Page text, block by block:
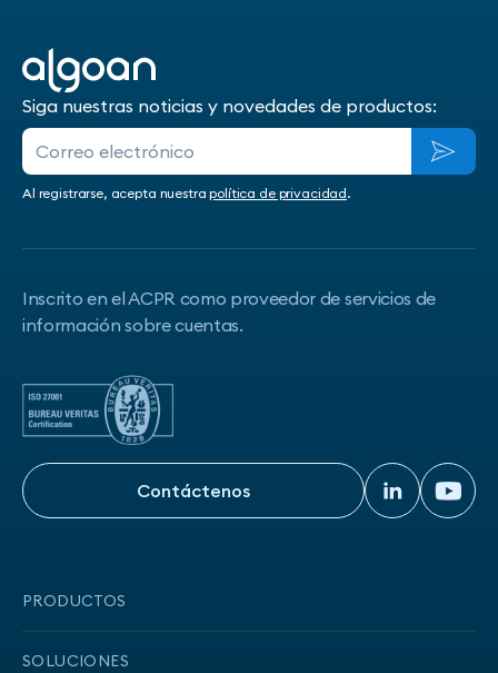
Siga nuestras noticias y novedades de productos:
Al registrarse, acepta nuestrapolítica de privacidad.
Inscrito en el ACPR como proveedor de servicios de
información sobre cuentas.
Contáctenos
PRODUCTOS
Onboarding
SOLUCIONES